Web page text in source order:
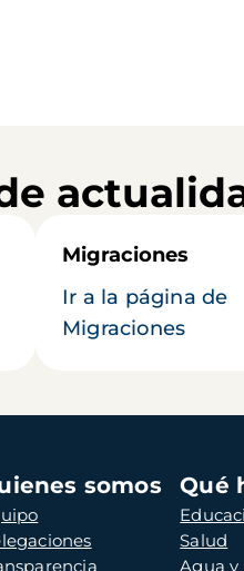
Migraciones
Ir a la página de
Migraciones
somos Qué
Salud
Agua